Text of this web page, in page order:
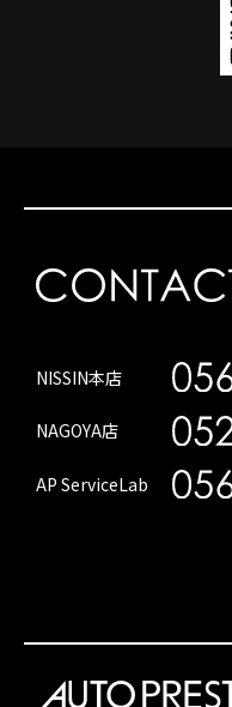
NISSIN本店
NAGOYA店
AP ServiceLab